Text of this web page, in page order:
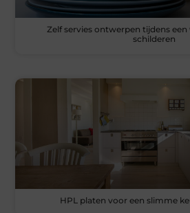
Zelf servies ontwerpen tijdens
schilderen
HPL platen voor een slimme